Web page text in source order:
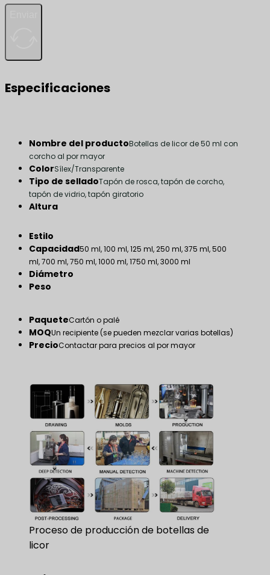
Especificaciones
Nombre del productoBotellas de licor de 50 ml con
corcho al por mayor
ColorSílex/Transparente
Tipo de selladoTapón de rosca, tapón de corcho,
tapón de vidrio, tapón giratorio
Altura
Estilo
Capacidad50 ml, 100 ml, 125 ml, 250 ml, 375 ml, 500
ml, 700 ml, 750 ml, 1000 ml, 1750 ml, 3000 ml
Diámetro
Peso
PaqueteCartón o palé
MOQUn recipiente (se pueden mezclar varias botellas)
PrecioContactar para precios al por mayor
Proceso de producción de botellas de
licor